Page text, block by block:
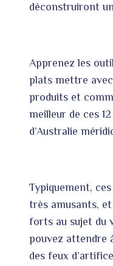
déconstruiront
Apprenez les
plats mettre
produits et
meilleur de ces
d’Australie
Typiquement,
très amusants,
forts au sujet du
pouvez attendre
des feux